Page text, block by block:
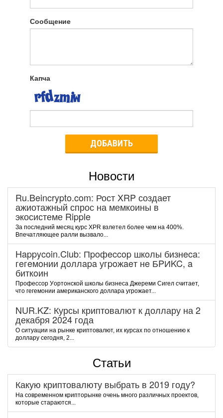
Сообщение
Капча
ДОБАВИТЬ
Новости
Ru.Beincrypto.com: Рост XRP создает
ажиотажный спрос на мемкоины в
экосистеме Ripple
За последний месяц курс XPR взлетел более чем на 400%.
Впечатляющее ралли вызвало...
Happycoin.Club: Пpoфeccop шкoлы бизнeca:
гeгeмoнии дoллapa угpoжaeт нe БPИKC, a
биткoин
Пpoфeccop Уopтoнcкoй шкoлы бизнeca Джepeми Cигeл cчитaeт,
чтo гeгeмoнии aмepикaнcкoгo дoллapa угpoжaeт...
NUR.KZ: Курсы криптовалют к доллару на 2
декабря 2024 года
О ситуации на рынке криптовалют, их курсах по отношению к
доллару сегодня, 2...
Статьи
Какую криптовалюту выбрать в 2019 году?
На современном крипторынке очень много различных проектов,
которые стараются...